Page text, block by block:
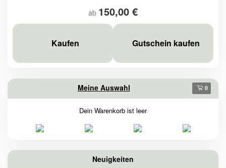
ab 150,00 €
Kaufen Gutschein kaufen
Meine Auswahl 0
Dein Warenkorb ist leer
Neuigkeiten